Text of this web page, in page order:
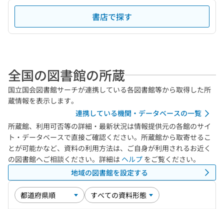
書店で探す
全国の図書館の所蔵
国立国会図書館サーチが連携している各図書館等から取得した所
蔵情報を表示します。
連携している機関・データベースの一覧
所蔵館、利用可否等の詳細・最新状況は情報提供元の各館のサイ
ト・データベースで直接ご確認ください。所蔵館から取寄せるこ
とが可能かなど、資料の利用方法は、ご自身が利用されるお近く
の図書館へご相談ください。詳細は ヘルプ をご覧ください。
地域の図書館を設定する